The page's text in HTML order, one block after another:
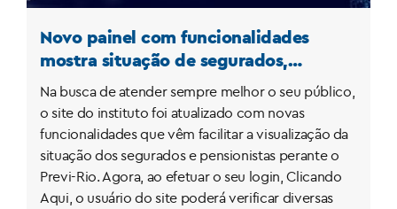
Novo painel com funcionalidades
mostra situação de segurados,
pensionistas e dependentes no
Instituto
Na busca de atender sempre melhor o seu público,
o site do instituto foi atualizado com novas
funcionalidades que vêm facilitar a visualização da
situação dos segurados e pensionistas perante o
Previ-Rio. Agora, ao efetuar o seu login, Clicando
Aqui, o usuário do site poderá verificar diversas